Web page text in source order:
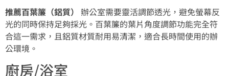
推薦百葉簾（鋁質） 辦公室需要靈活調節透光，避免螢幕反
光的同時保持足夠採光。百葉簾的葉片角度調節功能完全符
合這一需求，且鋁質材質耐用易清潔，適合長時間使用的辦
公環境。
廚房/浴室